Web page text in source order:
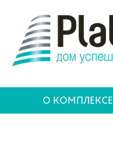
О КОМПЛЕКСЕ